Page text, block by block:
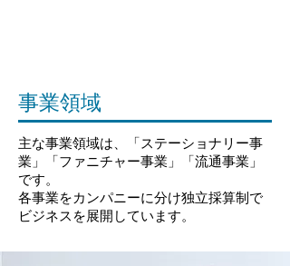
事業領域​
主な事業領域は、「ステーショナリー事
業」「ファニチャー事業」「流通事業」
です。
各事業をカンパニーに分け独立採算制で
ビジネスを展開しています。